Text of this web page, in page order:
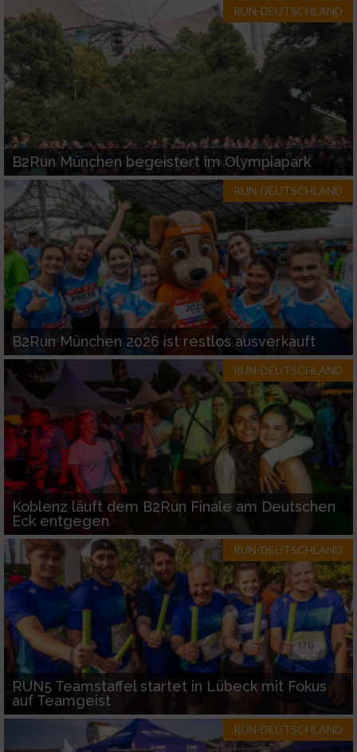
RUN-DEUTSCHLAND
B2Run München begeistert im Olympiapark
RUN-DEUTSCHLAND
B2Run München 2026 ist restlos ausverkauft
RUN-DEUTSCHLAND
Koblenz läuft dem B2Run Finale am Deutschen
Eck entgegen
RUN-DEUTSCHLAND
RUN5 Teamstaffel startet in Lübeck mit Fokus
auf Teamgeist
RUN-DEUTSCHLAND